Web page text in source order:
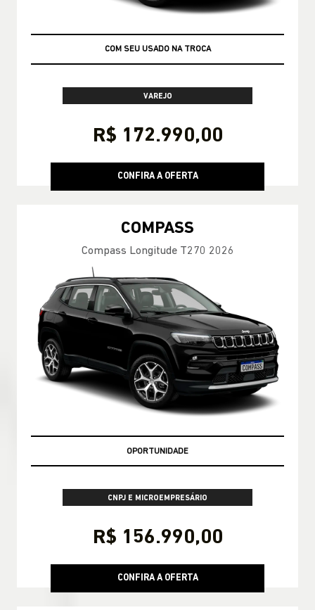
TABELA FIPE NO SEU USADO
VAREJO
R$ 172.990,00
CONFIRA A OFERTA
COMPASS
Compass Longitude T270 2026
MELHOR PREÇO NO RIO DE JANEIRO
CNPJ E MICROEMPRESÁRIO
R$ 156.990,00
CONFIRA A OFERTA